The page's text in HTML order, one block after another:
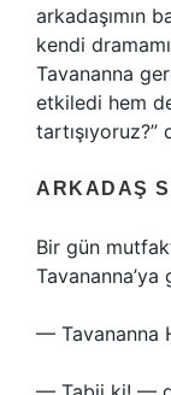
arkadaşımın
kendi
Tavananna
etkiledi hem
tartışıyoruz?”
ARKADAŞ
Bir gün
Tavananna’ya
— Tavananna